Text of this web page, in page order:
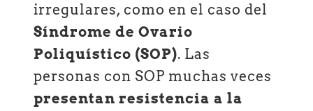
irregulares, como en el caso del
Síndrome de Ovario
Poliquístico (SOP). Las
personas con SOP muchas veces
presentan resistencia a la